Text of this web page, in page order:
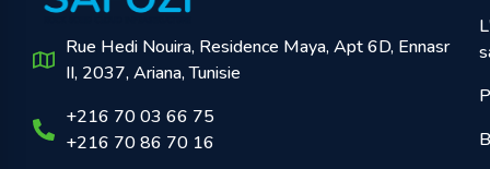
Rue Hedi Nouira, Residence Maya, Apt 6D, Ennasr
II, 2037, Ariana, Tunisie
+216 70 03 66 75
+216 70 86 70 16